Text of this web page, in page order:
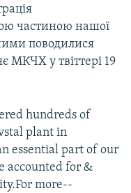
частиною нашої
поводилися
МКЧХ у твіттері 19
hundreds of
plant in
essential part of our
accounted for &
more--